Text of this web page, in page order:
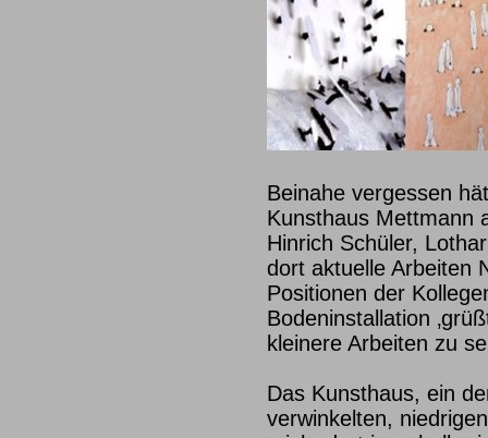
Beinahe vergessen
Kunsthaus Mettmann
Hinrich Schüler,
dort aktuelle Arbeiten
Positionen der
Bodeninstallation
kleinere Arbeiten zu
Das Kunsthaus, ein
verwinkelten,